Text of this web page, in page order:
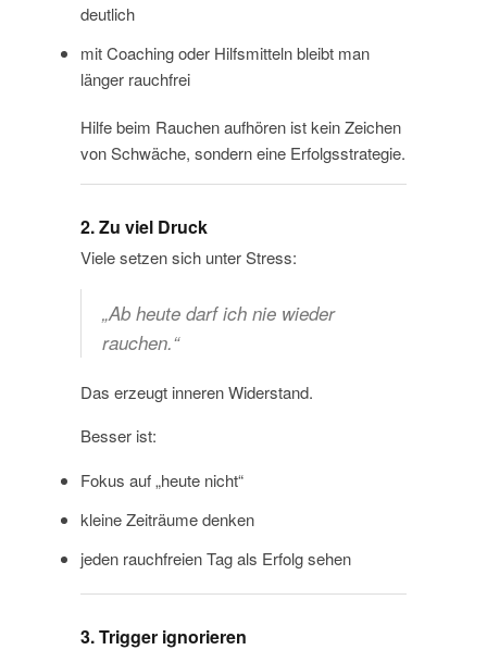
deutlich
mit Coaching oder Hilfsmitteln bleibt man
länger rauchfrei
Hilfe beim Rauchen aufhören ist kein Zeichen
von Schwäche, sondern eine Erfolgsstrategie.
2. Zu viel Druck
Viele setzen sich unter Stress:
„Ab heute darf ich nie wieder
rauchen.“
Das erzeugt inneren Widerstand.
Besser ist:
Fokus auf „heute nicht“
kleine Zeiträume denken
jeden rauchfreien Tag als Erfolg sehen
3. Trigger ignorieren